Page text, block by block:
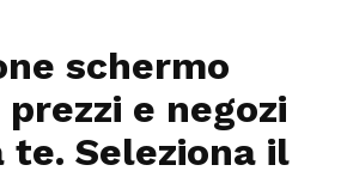
schermo
e negozi
te. Seleziona il